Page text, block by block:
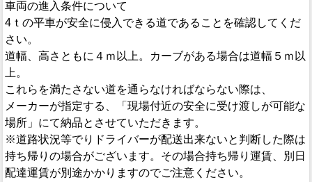
車両の進入条件について
4ｔの平車が安全に侵入できる道であることを確認してくだ
さい。
道幅、高さともに４ｍ以上。カーブがある場合は道幅５ｍ以
上。
これらを満たさない道を通らなければならない際は、
メーカーが指定する、「現場付近の安全に受け渡しが可能な
場所」にて納品とさせていただきます。
※道路状況等でりドライバーが配送出来ないと判断した際は
持ち帰りの場合がございます。その場合持ち帰り運賃、別日
配達運賃が別途かかりますのでご注意ください。